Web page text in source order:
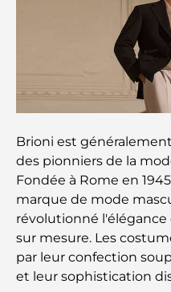
Expériences
Clubs de plage de
Restaurants italiens
avant-goût d'Italie
Les 7 meilleures
summum du fitness
Le guide ultime des
de Palm Jumeirah
Brioni est
des pionniers de la
Fondée à Rome en
marque de mode
révolutionné
sur mesure. Les
par leur confection
et leur sophistication